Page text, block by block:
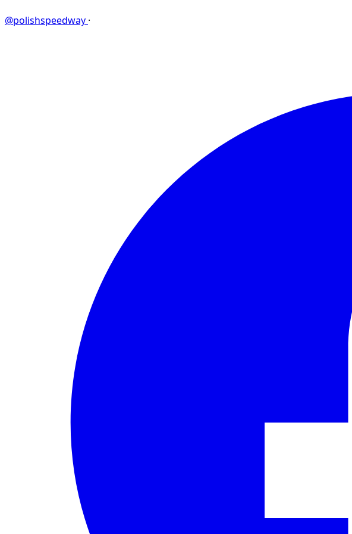
@polishspeedway ·